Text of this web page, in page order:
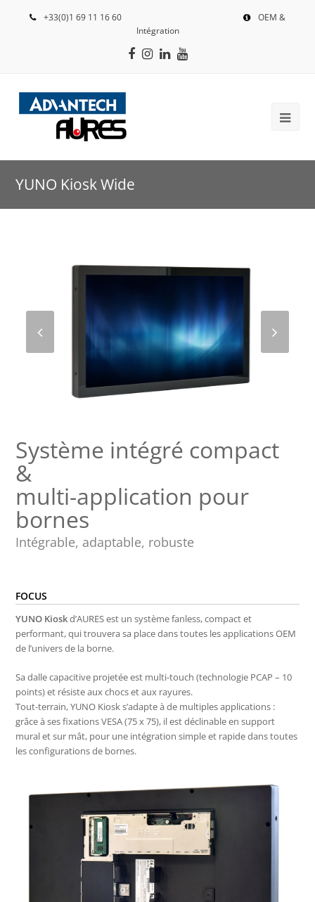
+33(0)1 69 11 16 60
OEM &
Intégration
Facebook
Instagram
LinkedIn
Youtube
YUNO Kiosk Wide
Système intégré compact
&
multi-application pour
bornes
Intégrable, adaptable, robuste
FOCUS
YUNO Kioskd’AURES est un système fanless, compact et
performant, qui trouvera sa place dans toutes les applications OEM
de l’univers de la borne.
Sa dalle capacitive projetée est multi-touch (technologie PCAP – 10
points) et résiste aux chocs et aux rayures.
Tout-terrain, YUNO Kiosk s’adapte à de multiples applications :
grâce à ses fixations VESA (75 x 75), il est déclinable en support
mural et sur mât, pour une intégration simple et rapide dans toutes
les configurations de bornes.